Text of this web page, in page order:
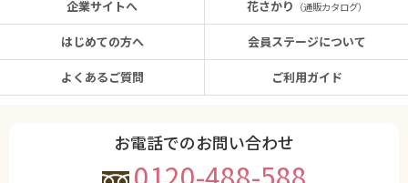
企業サイトへ
はじめての方へ
よくあるご質問
花さかり （通販カタログ）
会員ステージについて
ご利用ガイド
お電話でのお問い合わせ